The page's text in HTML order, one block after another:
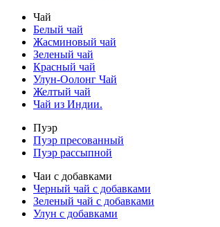
Чай
Белый чай
Жасминовый чай
Зеленый чай
Красный чай
Улун-Оолонг Чай
Желтый чай
Чай из Индии.
Пуэр
Пуэр пресованный
Пуэр рассыпной
Чаи с добавками
Черный чай с добавками
Зеленый чай с добавками
Улун с добавками